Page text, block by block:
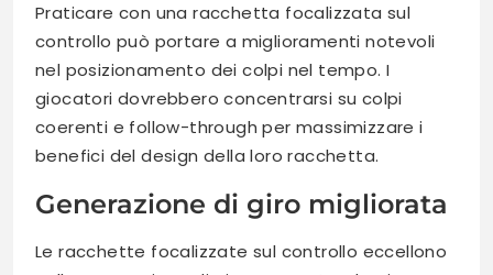
Praticare con una racchetta focalizzata sul
controllo può portare a miglioramenti notevoli
nel posizionamento dei colpi nel tempo. I
giocatori dovrebbero concentrarsi su colpi
coerenti e follow-through per massimizzare i
benefici del design della loro racchetta.
Generazione di giro migliorata
Le racchette focalizzate sul controllo eccellono